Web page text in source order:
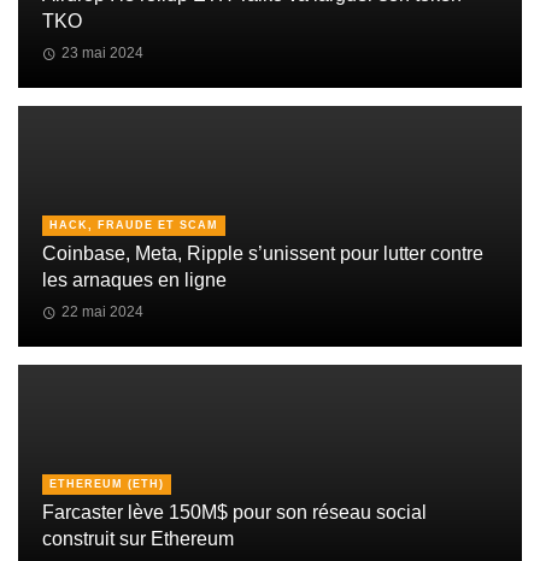
TKO
23 mai 2024
HACK, FRAUDE ET SCAM
Coinbase, Meta, Ripple s’unissent pour lutter contre
les arnaques en ligne
22 mai 2024
ETHEREUM (ETH)
Farcaster lève 150M$ pour son réseau social
construit sur Ethereum